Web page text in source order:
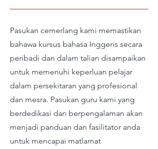
Pasukan cemerlang kami memastikan
bahawa kursus bahasa Inggeris secara
peribadi dan dalam talian disampaikan
untuk memenuhi keperluan pelajar
dalam persekitaran yang profesional
dan mesra. Pasukan guru kami yang
berdedikasi dan berpengalaman akan
menjadi panduan dan fasilitator anda
untuk mencapai matlamat